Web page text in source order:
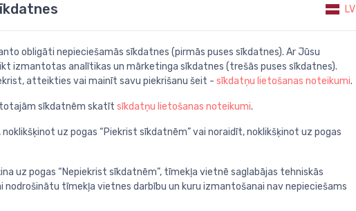
LV
obligāti nepieciešamās sīkdatnes (pirmās puses sīkdatnes). Ar Jūsu
izmantotas analītikas un mārketinga sīkdatnes (trešās puses sīkdatnes).
atteikties vai mainīt savu piekrišanu šeit - sīkdatņu lietošanas noteikumi.
sīkdatnēm skatīt sīkdatņu lietošanas noteikumi.
uz pogas “Piekrist sīkdatnēm” vai noraidīt, noklikšķinot uz pogas
uz pogas “Nepiekrist sīkdatnēm”, tīmekļa vietnē saglabājas tehniskās
nodrošinātu tīmekļa vietnes darbību un kuru izmantošanai nav nepieciešams